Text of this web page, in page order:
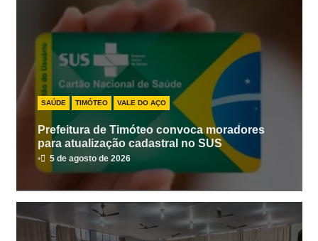
SAÚDE TIMÓTEO VALE DO AÇO
Prefeitura de Timóteo convoca moradores
para atualização cadastral no SUS
• 5 de agosto de 2026